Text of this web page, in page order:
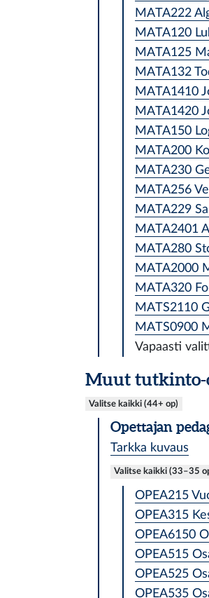
MATA222
MATA120
MATA125
MATA132
MATA1410
MATA1420
MATA150
MATA200
MATA230
MATA256
MATA229
MATA2401
MATA280
MATA2000
MATA320
MATS2110
MATS0900
Vapaasti
Muut tutkinto-
Valitse kaikki (44+ op)
Opettajan
Tarkka kuvaus
Valitse kaikki (33–35
OPEA215
OPEA315
OPEA6150
OPEA515
OPEA525
OPEA535